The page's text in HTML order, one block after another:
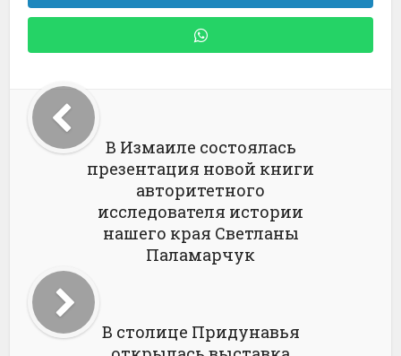
В Измаиле состоялась
презентация новой книги
авторитетного
исследователя истории
нашего края Светланы
Паламарчук
В столице Придунавья